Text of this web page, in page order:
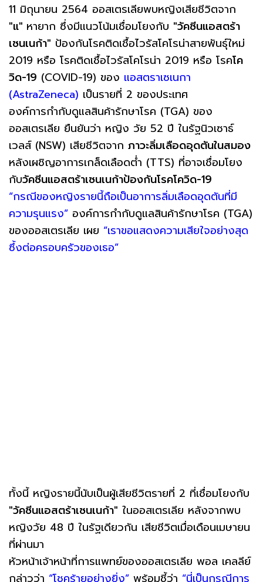
11 มิถุนายน 2564 ออสเตรเลียพบหญิงเสียชีวิตจาก
"แ" หายาก ซึ่งมีแนวโน้มเชื่อมโยงกับ "วัคซีนแอสตร้า
เซนเนก้า" ป้องกันโรคติดเชื้อไวรัสโคโรน่าสายพันธุ์ใหม่
2019 หรือ โรคติดเชื้อไวรัสโคโรน่า 2019 หรือ โรคโค
วิด-19 (COVID-19) ของ แอสตราเซเนกา
(AstraZeneca) เป็นรายที่ 2 ของประเทศ
องค์การกำกับดูแลสินค้ารักษาโรค (TGA) ของ
ออสเตรเลีย ยืนยันว่า หญิง วัย 52 ปี ในรัฐนิวเซาธ์
เวลส์ (NSW) เสียชีวิตจาก ภาวะลิ่มเลือดอุดตันในสมอง
หลังเผชิญอาการเกล็ดเลือดต่ำ (TTS) ที่อาจเชื่อมโยง
กับวัคซีนแอสตร้าเซนเนก้าป้องกันโรคโควิด-19
“กรณีของหญิงรายนี้ถือเป็นอาการลิ่มเลือดอุดตันที่มี
ความรุนแรง” องค์การกำกับดูแลสินค้ารักษาโรค (TGA)
ของออสเตรเลีย เผย “เราขอแสดงความเสียใจอย่างสุด
ซึ้งต่อครอบครัวของเธอ”
ทั้งนี้ หญิงรายนี้นับเป็นผู้เสียชีวิตรายที่ 2 ที่เชื่อมโยงกับ
"วัคซีนแอสตร้าเซนเนก้า" ในออสเตรเลีย หลังจากพบ
หญิงวัย 48 ปี ในรัฐเดียวกัน เสียชีวิตเมื่อเดือนเมษายน
ที่ผ่านมา
หัวหน้าเจ้าหน้าที่การแพทย์ของออสเตรเลีย พอล เคลลีย์
กล่าวว่า “โชคร้ายอย่างยิ่ง” พร้อมชี้ว่า “นี่เป็นกรณีการ